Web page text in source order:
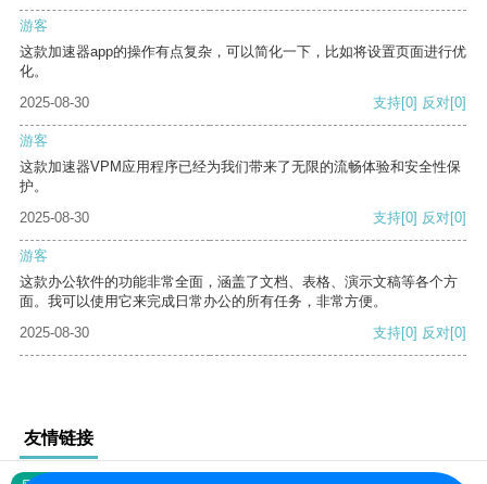
游客
这款加速器app的操作有点复杂，可以简化一下，比如将设置页面进行优
化。
2025-08-30
支持[0] 反对[0]
游客
这款加速器VPM应用程序已经为我们带来了无限的流畅体验和安全性保
护。
2025-08-30
支持[0] 反对[0]
游客
这款办公软件的功能非常全面，涵盖了文档、表格、演示文稿等各个方
面。我可以使用它来完成日常办公的所有任务，非常方便。
2025-08-30
支持[0] 反对[0]
友情链接